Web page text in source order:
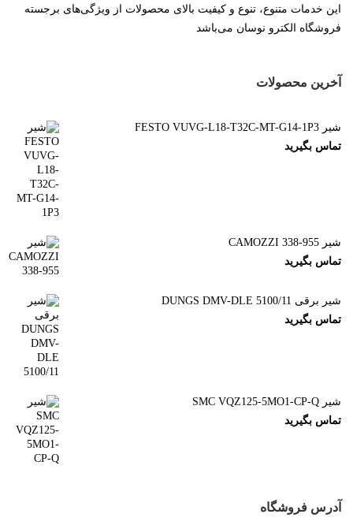
این خدمات متنوع، تنوع و کیفیت بالای محصولات از ویژگی‌های برجسته
فروشگاه الکترو نوسان می‌باشد
آخرین محصولات
شیر FESTO VUVG-L18-T32C-MT-G14-1P3
تماس بگیرید
شیر CAMOZZI 338-955
تماس بگیرید
شیر برقی DUNGS DMV-DLE 5100/11
تماس بگیرید
شیر SMC VQZ125-5MO1-CP-Q
تماس بگیرید
آدرس فروشگاه